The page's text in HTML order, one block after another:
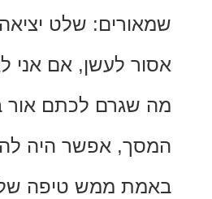
שלט יציאה ועוד
לעשן, אם אני לא טועה,
לכתם אור בחלק
אפשר היה להימנע
ממש טיפה של מחשבה